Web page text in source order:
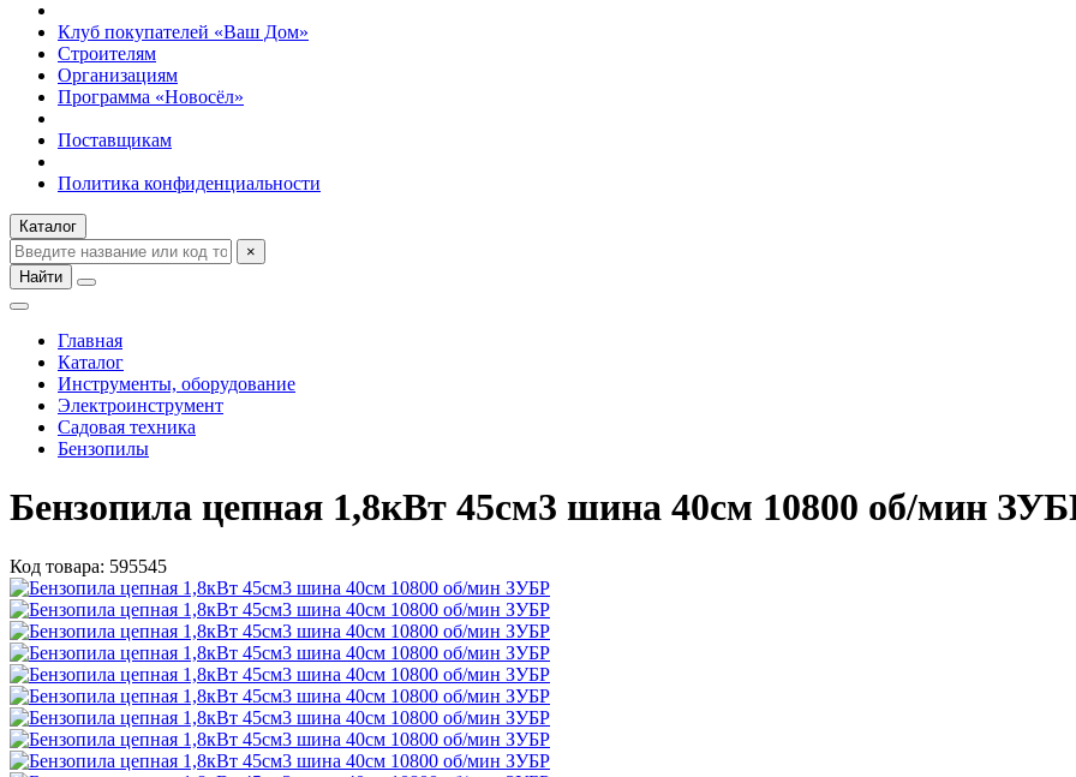
Клуб покупателей «Ваш Дом»
Строителям
Организациям
Программа «Новосёл»
Поставщикам
Политика конфиденциальности
Каталог
×
Найти
Главная
Каталог
Инструменты, оборудование
Электроинструмент
Садовая техника
Бензопилы
Бензопила цепная 1,8кВт 45см3 шина 40см 10800 об/мин
Код товара: 595545